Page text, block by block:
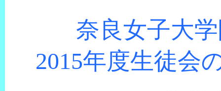
奈良女子大
2015年度生徒会